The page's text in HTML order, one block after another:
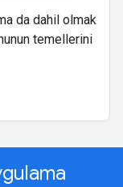
da dahil olmak
temellerini